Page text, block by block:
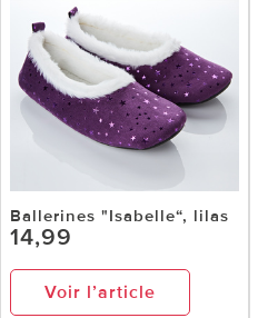
Ballerines "Isabelle“, lilas
14,99
Voir l’article